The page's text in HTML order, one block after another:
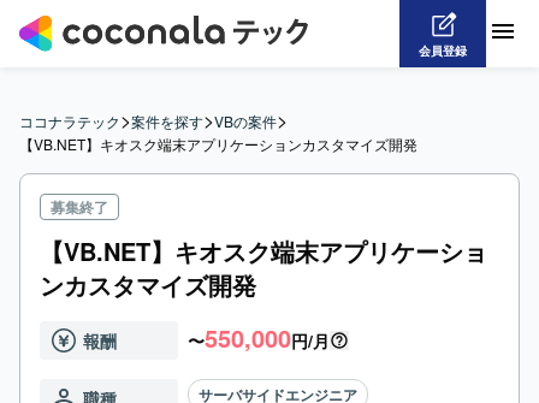
会員登録
ココナラテック>案件を探す>VBの案件>
【VB.NET】キオスク端末アプリケーションカスタマイズ開発
募集終了
【VB.NET】キオスク端末アプリケーショ
ンカスタマイズ開発
報酬 〜550,000円/月
職種 サーバサイドエンジニア